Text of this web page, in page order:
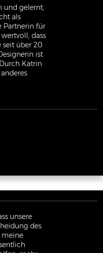
und gelernt,
als
Partnerin für
dass
seit über 20
ist
Katrin
unsere
des
meine